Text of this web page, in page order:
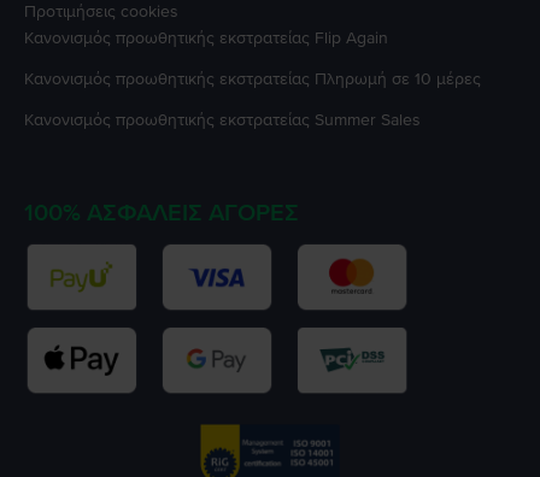
Προτιμήσεις cookies
Κανονισμός προωθητικής εκστρατείας Flip Again
Κανονισμός προωθητικής εκστρατείας Πληρωμή σε 10 μέρες
Κανονισμός προωθητικής εκστρατείας Summer Sales
100% ΑΣΦΑΛΕΊΣ ΑΓΟΡΈΣ